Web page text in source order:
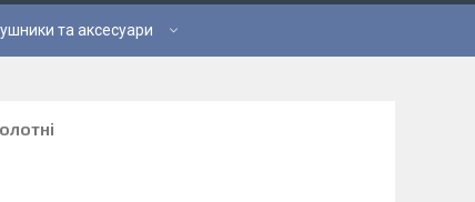
та аксесуари